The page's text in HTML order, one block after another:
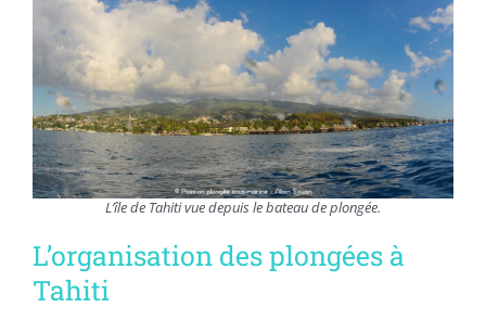
L’île de Tahiti vue depuis le bateau de plongée.
L’organisation des plongées à
Tahiti